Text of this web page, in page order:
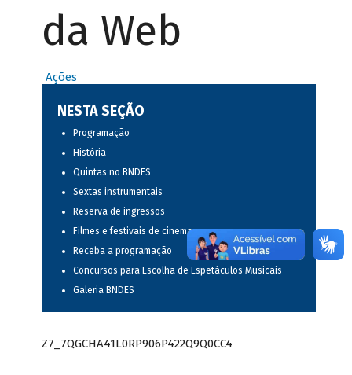
da Web
Ações
NESTA SEÇÃO
Programação
História
Quintas no BNDES
Sextas instrumentais
Reserva de ingressos
Filmes e festivais de cinema
Receba a programação
Concursos para Escolha de Espetáculos Musicais
Galeria BNDES
Z7_7QGCHA41L0RP906P422Q9Q0CC4